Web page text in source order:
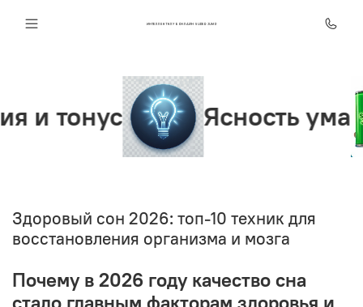
ИНТЕЛЛЕКТ КЛУБ ОНЛАЙН SUPER JUMP
Ясность ума Энергия
Здоровый сон 2026: топ-10 техник для
восстановления организма и мозга
Почему в 2026 году качество сна